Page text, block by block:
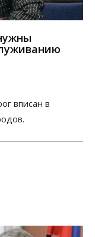
вписан в